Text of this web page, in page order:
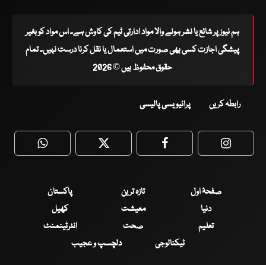
ہم نیوز پر شائع یا نشر ہونے والا مواد ادارتی ٹیم کی کاوش ہے۔ اس مواد کو بغیر
پیشگی اجازت کسی بھی صورت میں استعمال یا نقل کرنا درست نہیں۔ تمام
حقوق محفوظ ہیں © 2026
رابطہ کریں پرائیویسی پالیسی
WhatsApp Twitter Facebook
صفحۂ اول تازہ ترین
پاکستان
دنیا
معیشت
کھیل
تعلیم
صحت
انٹرٹینمنٹ
ٹیکنالوجی
دلچسپ و عجیب